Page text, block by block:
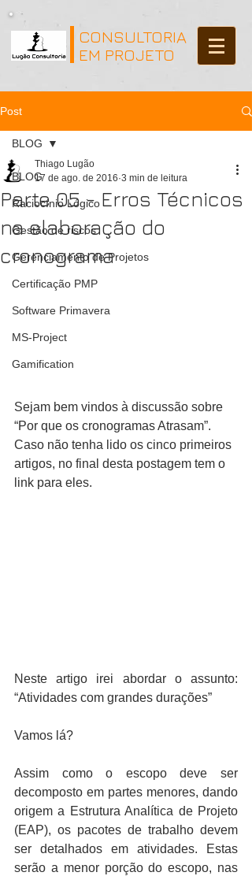
CONSULTORIA
EM PROJETO
Post
BLOG
Raciocínio Lógico
Gestão de riscos
Gerenciamento de Projetos
Certificação PMP
Software Primavera
MS-Project
Gamification
BLOG
Parte 05 - Erros Técnicos
na elaboração do
cronograma
Thiago Lugão
17 de ago. de 2016 3 min de leitura
Sejam bem vindos à discussão sobre
“Por que os cronogramas Atrasam”.
Caso não tenha lido os cinco primeiros
artigos, no final desta postagem tem o
link para eles.
Neste artigo irei abordar o assunto:
“Atividades com grandes durações”
Vamos lá?
Assim como o escopo deve ser
decomposto em partes menores, dando
origem a Estrutura Analítica de Projeto
(EAP), os pacotes de trabalho devem
ser detalhados em atividades. Estas
serão a menor porção do escopo, nas